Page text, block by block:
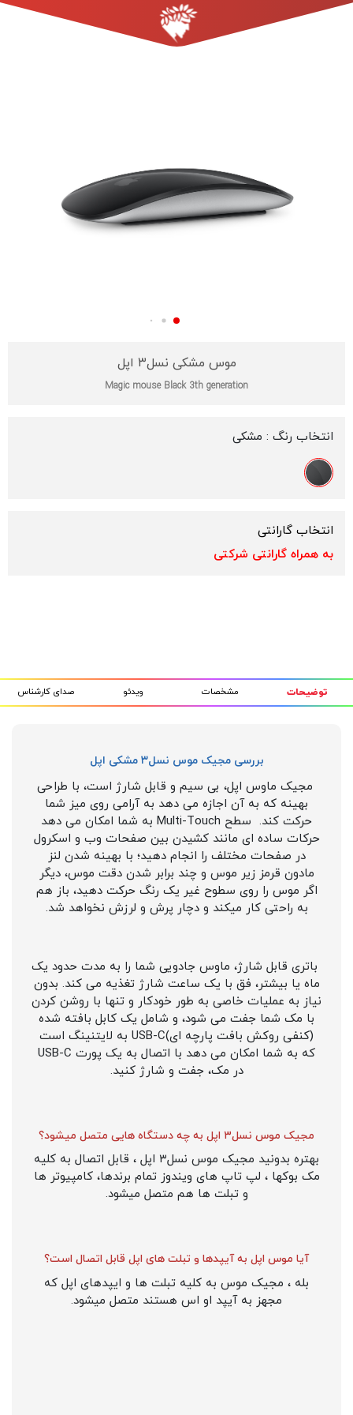
موس مشکی نسل۳ اپل
Magic mouse Black 3th generation
انتخاب رنگ : مشکی
انتخاب گارانتی
به همراه گارانتی شرکتی
توضیحات مشخصات ویدئو صدای کارشناس
بررسی مجیک موس نسل۳ مشکی اپل
مجیک ماوس اپل، بی سیم و قابل شارژ است، با طراحی
بهینه که به آن اجازه می دهد به آرامی روی میز شما
حرکت کند. سطح Multi-Touch به شما امکان می دهد
حرکات ساده ای مانند کشیدن بین صفحات وب و اسکرول
در صفحات مختلف را انجام دهید؛ با بهینه شدن لنز
مادون قرمز زیر موس و چند برابر شدن دقت موس، دیگر
اگر موس را روی سطوح غیر یک رنگ حرکت دهید، باز هم
به راحتی کار میکند و دچار پرش و لرزش نخواهد شد.
باتری قابل شارژ، ماوس جادویی شما را به مدت حدود یک
ماه یا بیشتر، فق با یک ساعت شارژ تغذیه می کند. بدون
نیاز به عملیات خاصی به طور خودکار و تنها با روشن کردن
با مک شما جفت می شود، و شامل یک کابل بافته شده
(کنفی روکش بافت پارچه ای)USB-C به لایتنینگ است
که به شما امکان می دهد با اتصال به یک پورت USB-C
در مک، جفت و شارژ کنید.
مجیک موس نسل۳ اپل به چه دستگاه هایی متصل میشود؟
بهتره بدونید مجیک موس نسل۳ اپل ، قابل اتصال به کلیه
مک بوکها ، لپ تاپ های ویندوز تمام برندها، کامپیوتر ها
و تبلت ها هم متصل میشود.
آیا موس اپل به آیپدها و تبلت های اپل قابل اتصال است؟
بله ، مجیک موس به کلیه تبلت ها و ایپدهای اپل که
مجهز به آیپد او اس هستند متصل میشود.